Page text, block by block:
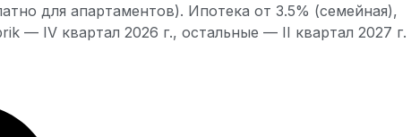
для апартаментов). Ипотека от 3.5% (семейная),
— IV квартал 2026 г., остальные — II квартал 2027 г.